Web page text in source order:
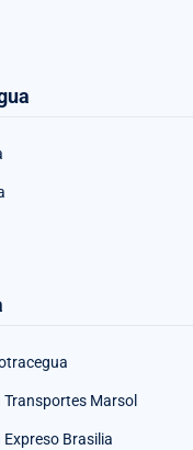
Marsol
Brasilia